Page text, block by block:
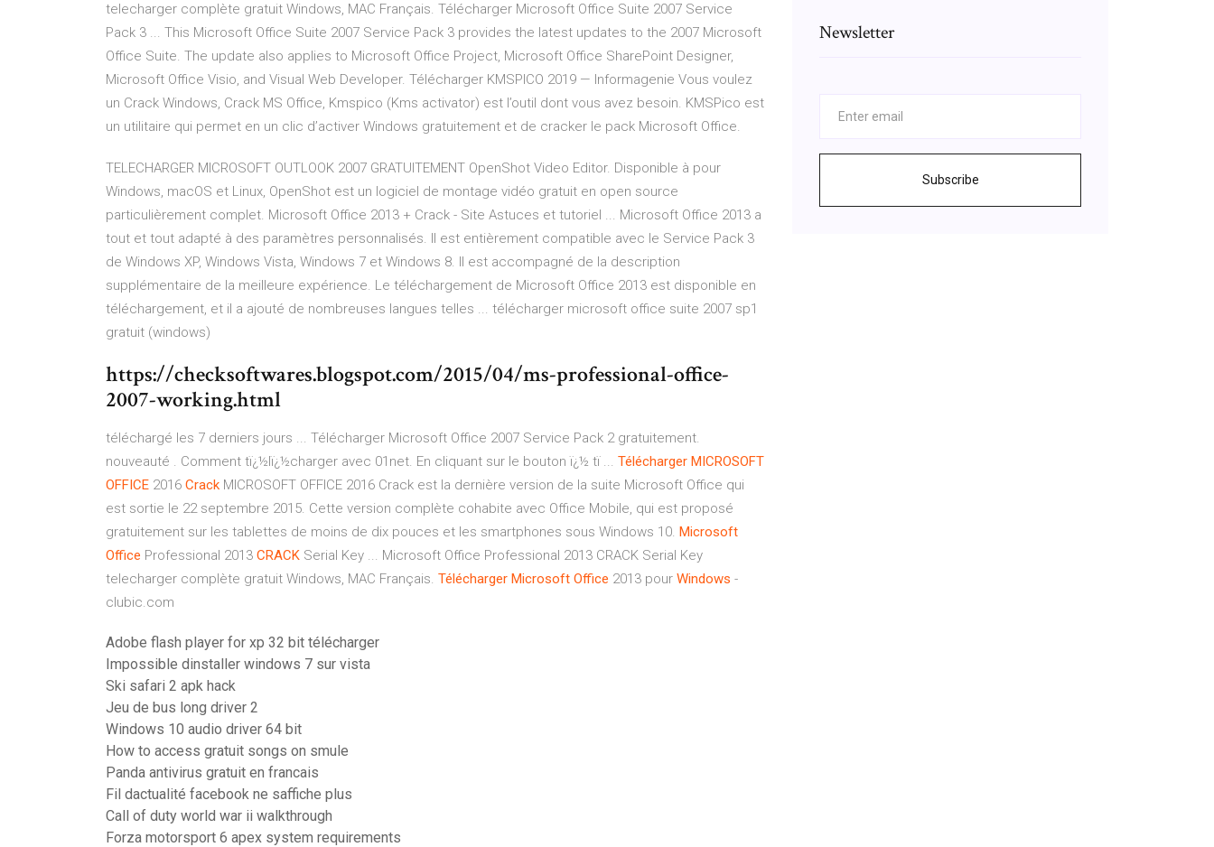
telecharger complète gratuit Windows, MAC Français. Télécharger Microsoft Office Suite 2007 Service
Pack 3 ... This Microsoft Office Suite 2007 Service Pack 3 provides the latest updates to the 2007 Microsoft
Office Suite. The update also applies to Microsoft Office Project, Microsoft Office SharePoint Designer,
Microsoft Office Visio, and Visual Web Developer. Télécharger KMSPICO 2019 — Informagenie Vous voulez
un Crack Windows, Crack MS Office, Kmspico (Kms activator) est l’outil dont vous avez besoin. KMSPico est
un utilitaire qui permet en un clic d’activer Windows gratuitement et de cracker le pack Microsoft Office.
TELECHARGER MICROSOFT OUTLOOK 2007 GRATUITEMENT OpenShot Video Editor. Disponible à pour
Windows, macOS et Linux, OpenShot est un logiciel de montage vidéo gratuit en open source
particulièrement complet. Microsoft Office 2013 + Crack - Site Astuces et tutoriel ... Microsoft Office 2013 a
tout et tout adapté à des paramètres personnalisés. Il est entièrement compatible avec le Service Pack 3
de Windows XP, Windows Vista, Windows 7 et Windows 8. Il est accompagné de la description
supplémentaire de la meilleure expérience. Le téléchargement de Microsoft Office 2013 est disponible en
téléchargement, et il a ajouté de nombreuses langues telles ... télécharger microsoft office suite 2007 sp1
gratuit (windows)
https://checksoftwares.blogspot.com/2015/04/ms-professional-office-
2007-working.html
téléchargé les 7 derniers jours ... Télécharger Microsoft Office 2007 Service Pack 2 gratuitement.
nouveauté . Comment tï¿½lï¿½charger avec 01net. En cliquant sur le bouton ï¿½ tï ... Télécharger MICROSOFT
OFFICE 2016 Crack MICROSOFT OFFICE 2016 Crack est la dernière version de la suite Microsoft Office qui
est sortie le 22 septembre 2015. Cette version complète cohabite avec Office Mobile, qui est proposé
gratuitement sur les tablettes de moins de dix pouces et les smartphones sous Windows 10. Microsoft
Office Professional 2013 CRACK Serial Key ... Microsoft Office Professional 2013 CRACK Serial Key
telecharger complète gratuit Windows, MAC Français. Télécharger Microsoft Office 2013 pour Windows -
clubic.com
Adobe flash player for xp 32 bit télécharger
Impossible dinstaller windows 7 sur vista
Ski safari 2 apk hack
Jeu de bus long driver 2
Windows 10 audio driver 64 bit
How to access gratuit songs on smule
Panda antivirus gratuit en francais
Fil dactualité facebook ne saffiche plus
Call of duty world war ii walkthrough
Forza motorsport 6 apex system requirements
Newsletter
Subscribe